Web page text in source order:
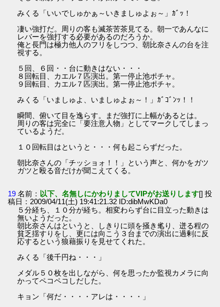
みくる「いいでしゅかぁ～いきましゅよぉ～」ｶﾞｯ！
凄い強打だ。周りの客も滅茶苦茶見てる。朝一であんなに
レバーを強打する必要があるのだろうか。
俺と長門は極力他人のフリをしつつ、朝比奈さんの台を注
視する。
５回、６回・・台に動きはない・・・
８回転目、カエル７匹演出。第一停止池ポチャ。
９回転目、カエル７匹演出。第一停止池ポチャ。
みくる「いましゅよ、いましゅよぉ～！」ｶﾞｺﾞﾝｯ！！
瞬間、俯いて目を逸らす。まだ強打に上幅があるとは。
周りの客は完全に「要注意人物」としてマークしてしまっ
ているようだ。
１０回転目はというと・・・何も起こらずだった。
朝比奈さんの「チッショォ！！」という声と、何かをガツ
ガツと殴る音だけが聞こえてくる。
19 名前： 以下、名無しにかわりましてVIPがお送りします[] 投
稿日：2009/04/11(土) 19:41:21.32 ID:dibMwKDa0
５分経ち、１０分が経ち。相変わらず台に目立った動きは
無いようだった。
朝比奈さんはというと、しきりに頭を掻き毟り、迸る程の
貧乏揺すりをし、更には向こう３台までの演出に過剰に反
応するという狼藉振りを見せてくれた。
みくる「後千円ね・・・」
メダル５０枚を出しながら、何を思ったか監視カメラに向
かってペコペコしだした。
キョン「何だ・・・・アレは・・・・」